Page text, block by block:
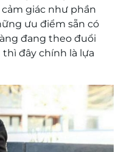
giác như phần
ưu điểm sẵn có
đang theo đuổi
đây chính là lựa